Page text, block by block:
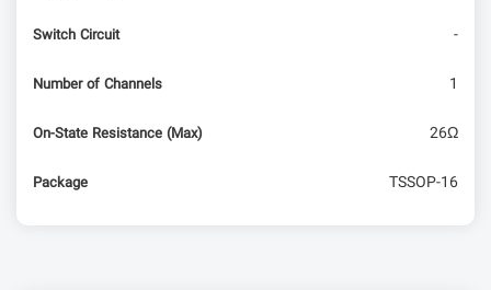
Switch Circuit -
Number of Channels 1
On-State Resistance (Max) 26Ω
Package TSSOP-16